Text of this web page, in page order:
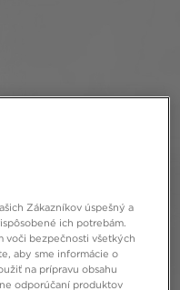
Zákazníkov úspešný a
ich potrebám.
voči bezpečnosti všetkých
aby sme informácie o
na prípravu obsahu
odporúčaní produktov